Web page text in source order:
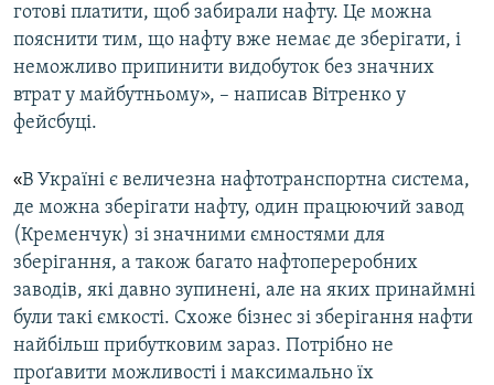
готові платити, щоб забирали нафту. Це можна
пояснити тим, що нафту вже немає де зберігати, і
неможливо припинити видобуток без значних
втрат у майбутньому», – написав Вітренко у
фейсбуці.
«В Україні є величезна нафтотранспортна система,
де можна зберігати нафту, один працюючий завод
(Кременчук) зі значними ємностями для
зберігання, а також багато нафтопереробних
заводів, які давно зупинені, але на яких принаймні
були такі ємкості. Схоже бізнес зі зберігання нафти
найбільш прибутковим зараз. Потрібно не
проґавити можливості і максимально їх